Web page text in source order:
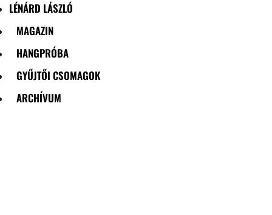
LÉNÁRD LÁSZLÓ
MAGAZIN
HANGPRÓBA
GYŰJTŐI CSOMAGOK
ARCHÍVUM